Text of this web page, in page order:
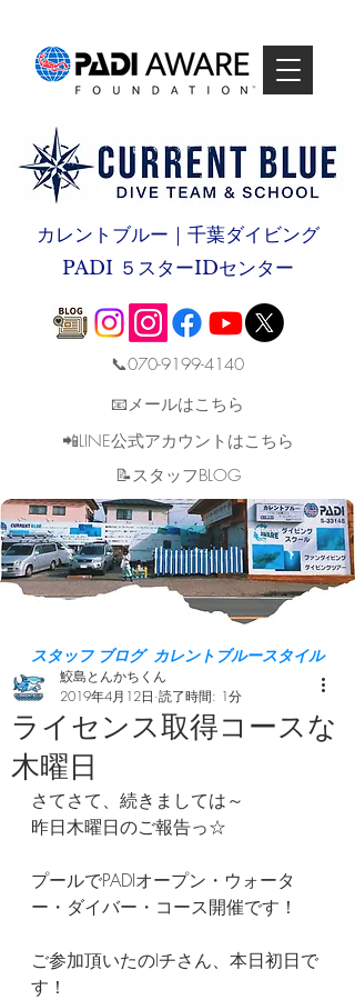
カレントブルー｜千葉ダイビング
PADI ５スターIDセンター
📞070-9199-4140
📧メールはこちら
📲LINE公式アカウントはこちら
​📝スタッフBLOG
スタッフ ブログ カレントブルースタイル
ライセンス取得コースな
木曜日
鮫島とんかちくん
2019年4月12日 読了時間: 1分
さてさて、続きましては～
昨日木曜日のご報告っ☆
プールでPADIオープン・ウォータ
ー・ダイバー・コース開催です！
ご参加頂いたのIチさん、本日初日で
す！